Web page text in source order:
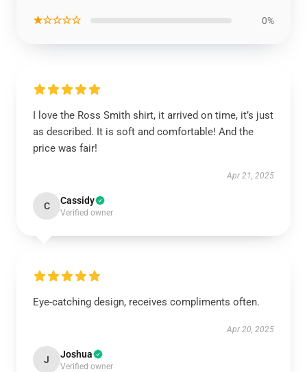
★☆☆☆☆ 0%
I love the Ross Smith shirt, it arrived on time, it’s just
as described. It is soft and comfortable! And the
price was fair!
Apr 21, 2025
C Cassidy
Verified owner
Eye-catching design, receives compliments often.
Apr 20, 2025
J Joshua
Verified owner